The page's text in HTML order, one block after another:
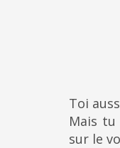
Toi
Mais
sur le